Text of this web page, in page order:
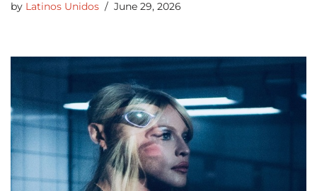
by Latinos Unidos June 29, 2026